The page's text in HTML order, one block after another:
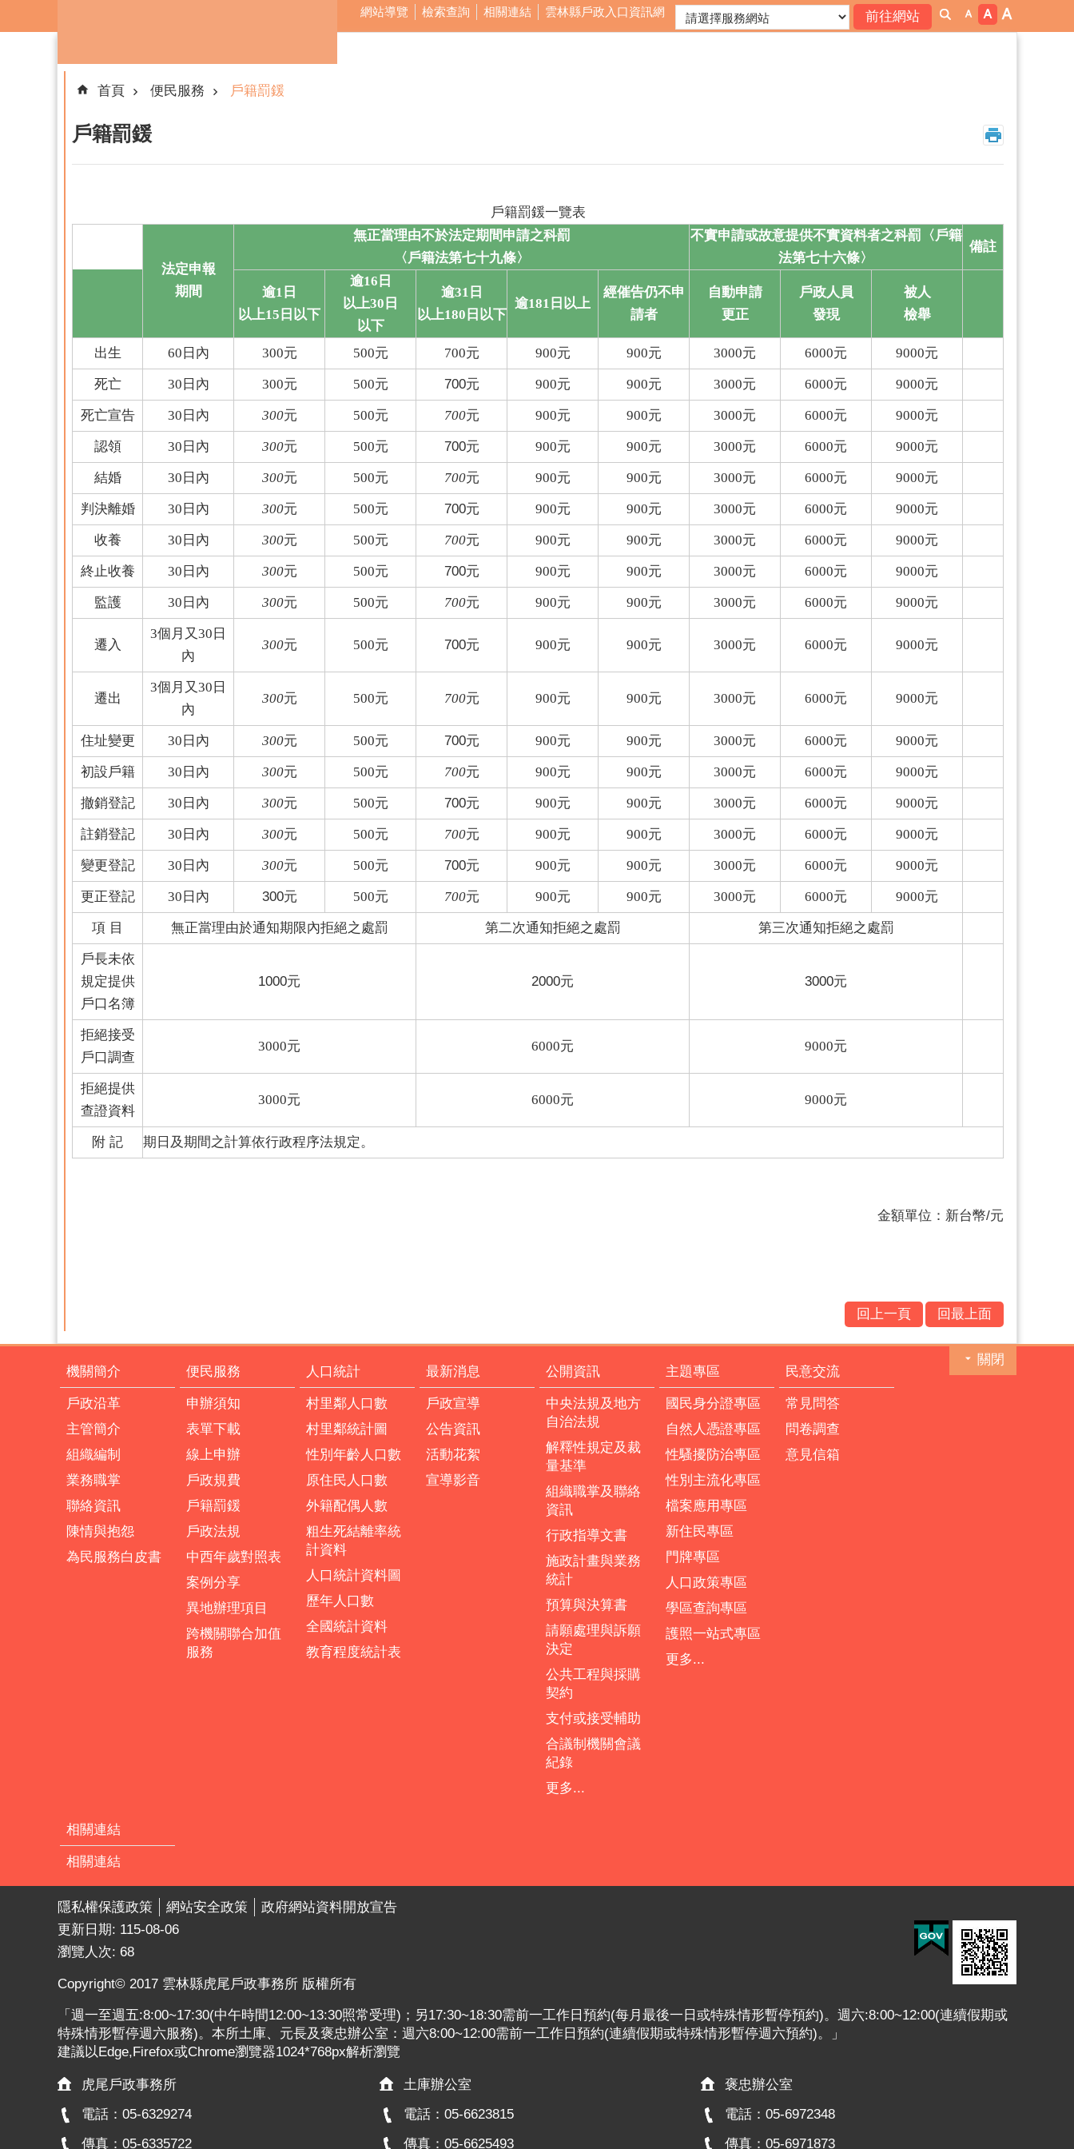
網站導覽 檢索查詢 相關連結 雲林縣戶政入口資訊網
首頁 便民服務 戶籍罰鍰
戶籍罰鍰
戶籍罰鍰一覽表
法定申報
期間
無正當理由不於法定期間申請之科罰
〈戶籍法第七十九條〉
不實申請或故意提供不實資料者之科罰〈戶籍
法第七十六條〉
備註
逾1 日
以上15 日以下
逾16 日
以上30 日
以下
逾31 日
以上180 日以下
逾181日 以上
經催告仍不申
請者
自動申請
更正
戶政人員
發現
被人
檢舉
出生 60 日內 300元 500元 700元 900元 900元 3000元 6000元 9000元
死亡 30 日內 300元 500元 700元 900元 900元 3000元 6000元 9000元
死亡宣告 30 日內 300元 500元 700元 900元 900元 3000元 6000元 9000元
認領 30 日內 300元 500元 700元 900元 900元 3000元 6000元 9000元
結婚 30 日內 300元 500元 700元 900元 900元 3000元 6000元 9000元
判決離婚 30 日內 300元 500元 700元 900元 900元 3000元 6000元 9000元
收養 30 日內 300元 500元 700元 900元 900元 3000元 6000元 9000元
終止收養 30 日內 300元 500元 700元 900元 900元 3000元 6000元 9000元
監護 30 日內 300元 500元 700元 900元 900元 3000元 6000元 9000元
遷入
3個月又30 日
內
300元 500元 700元 900元 900元 3000元 6000元 9000元
遷出
3個月又30 日
內
300元 500元 700元 900元 900元 3000元 6000元 9000元
住址變更 30 日內 300元 500元 700元 900元 900元 3000元 6000元 9000元
初設戶籍 30 日內 300元 500元 700元 900元 900元 3000元 6000元 9000元
撤銷登記 30 日內 300元 500元 700元 900元 900元 3000元 6000元 9000元
註銷登記 30 日內 300元 500元 700元 900元 900元 3000元 6000元 9000元
變更登記 30 日內 300元 500元 700元 900元 900元 3000元 6000元 9000元
更正登記 30 日內 300元 500元 700元 900元 900元 3000元 6000元 9000元
項 目 無正當理由於通知期限內拒絕之處罰 第二次通知拒絕之處罰 第三次通知拒絕之處罰
戶長未依
規定提供
戶口名簿
1000元 2000元 3000元
拒絕接受
戶口調查
3000元 6000元 9000元
拒絕提供
查證資料
3000元 6000元 9000元
附 記 期日及期間之計算依行政程序法規定。
金額單位：新台幣/元
回上一頁 回最上面
關閉
機關簡介
戶政沿革
主管簡介
組織編制
業務職掌
聯絡資訊
陳情與抱怨
為民服務白皮書
便民服務
申辦須知
表單下載
線上申辦
戶政規費
戶籍罰鍰
戶政法規
中西年歲對照表
案例分享
異地辦理項目
跨機關聯合加值
服務
人口統計
村里鄰人口數
村里鄰統計圖
性別年齡人口數
原住民人口數
外籍配偶人數
粗生死結離率統
計資料
人口統計資料圖
歷年人口數
全國統計資料
教育程度統計表
最新消息
戶政宣導
公告資訊
活動花絮
宣導影音
公開資訊
中央法規及地方
自治法規
解釋性規定及裁
量基準
組織職掌及聯絡
資訊
行政指導文書
施政計畫與業務
統計
預算與決算書
請願處理與訴願
決定
公共工程與採購
契約
支付或接受輔助
合議制機關會議
紀錄
更多...
主題專區
國民身分證專區
自然人憑證專區
性騷擾防治專區
性別主流化專區
檔案應用專區
新住民專區
門牌專區
人口政策專區
學區查詢專區
護照一站式專區
更多...
民意交流
常見問答
問卷調查
意見信箱
相關連結
相關連結
隱私權保護政策 網站安全政策
政府網站資料開放宣告
更新日期: 115-08-06
瀏覽人次: 68
Copyright© 2017 雲林縣虎尾戶政事務所 版權所有
「週一至週五:8:00~17:30(中午時間12:00~13:30照常受理)；另17:30~18:30需前一工作日預約(每月最後一日或特殊情形暫停預約)。週六:8:00~12:00(連續假期或
特殊情形暫停週六服務)。本所土庫、元長及褒忠辦公室：週六8:00~12:00需前一工作日預約(連續假期或特殊情形暫停週六預約)。」
建議以Edge,Firefox或Chrome瀏覽器1024*768px解析瀏覽
虎尾戶政事務所
電話：05-6329274
傳真：05-6335722
土庫辦公室
電話：05-6623815
傳真：05-6625493
褒忠辦公室
電話：05-6972348
傳真：05-6971873